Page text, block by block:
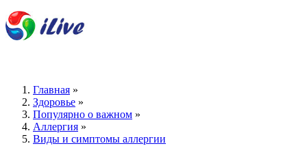
Главная »
Здоровье »
Популярно о важном »
Аллергия »
Виды и симптомы аллергии